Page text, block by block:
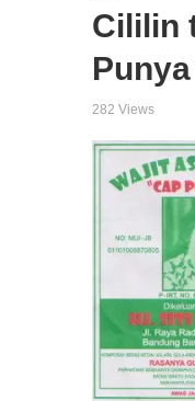
Cililin
282 Views